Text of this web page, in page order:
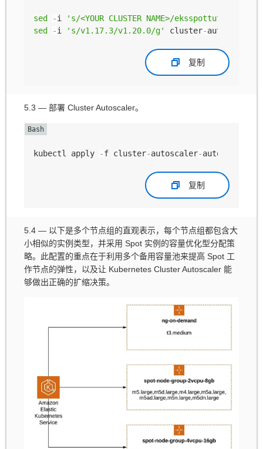
sed -i 's/<YOUR CLUSTER NAME>/eksspottutorial/g'
sed
-i 's/v1.17.3/v1.20.0/g' cluster-autoscaler
复制
5.3 — 部署 Cluster Autoscaler。
kubectl apply -f cluster-autoscaler-autodiscover
复制
5.4 — 以下是多个节点组的直观表示，每个节点组都包含大
小相似的实例类型，并采用 Spot 实例的容量优化型分配策
略。此配置的重点在于利用多个备用容量池来提高 Spot 工
作节点的弹性，以及让 Kubernetes Cluster Autoscaler 能
够做出正确的扩缩决策。